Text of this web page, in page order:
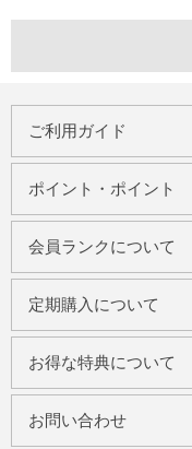
ご利用ガイド
ポイント・ポイント
会員ランクについて
定期購入について
お得な特典について
お問い合わせ